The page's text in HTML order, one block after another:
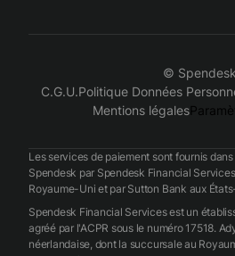
© Spendesk
C.G.U.Politique Données
Mentions légales
Les services de paiement sont fournis
Spendesk par Spendesk Financial
Royaume-Uni et par Sutton Bank aux
Spendesk Financial Services est un
agréé par l'ACPR sous le numéro 17518.
néerlandaise, dont la succursale au